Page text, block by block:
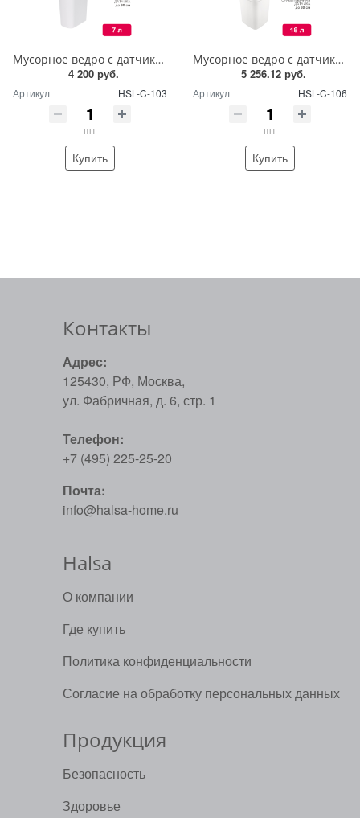
Мусорное ведро с датчиком движения, 7л HALSA
4 200 руб.
Артикул HSL-C-103
шт
Купить
Мусорное ведро с датчиком движения, 18л HALSA
5 256.12 руб.
Артикул HSL-C-106
шт
Купить
Контакты
Адрес:
125430, РФ, Москва,
ул. Фабричная, д. 6, стр. 1
Телефон:
+7 (495) 225-25-20
Почта:
info@halsa-home.ru
Halsa
О компании
Где купить
Политика конфиденциальности
Согласие на обработку персональных данных
Продукция
Безопасность
Здоровье